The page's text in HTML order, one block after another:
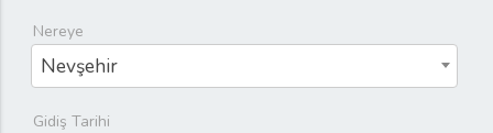
Nereye
Nevşehir
Gidiş Tarihi